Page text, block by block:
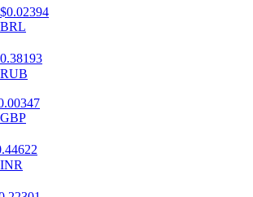
des récompenses compétitives
0.02394
0.38193